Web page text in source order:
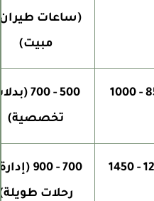
(ساعات طيران +
مبيت)
500 - 700 (بدلات
تخصصية)
700 - 900 (إدارة +
رحلات طويلة)